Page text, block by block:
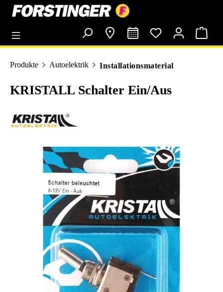
springen
Produkte Autoelektrik Installationsmaterial
KRISTALL Schalter Ein/Aus
Bildergalerie überspringen